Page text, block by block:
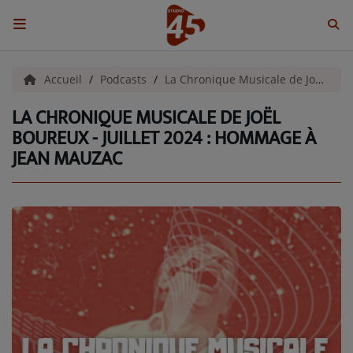
ACCUEIL
Emissions
BENJI & COMPAGNIE
GRAFFITI CINÉMA
LES ASSOCIÉS DU JOUR
LA CHRONIQUE ENVIRONNEMENTALE
LA CHRONIQUE MUSICALE
Accueil Podcasts La Chronique Musicale de Joel Boureux
LA CHRONIQUE MUSICALE DE JOËL
BOUREUX - JUILLET 2024 : HOMMAGE À
JEAN MAUZAC